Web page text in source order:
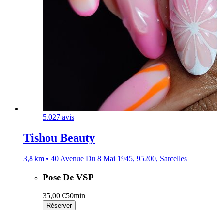
5.027 avis
Tishou Beauty
3,8 km • 40 Avenue Du 8 Mai 1945, 95200, Sarcelles
Pose De VSP
35,00 €50min
Réserver